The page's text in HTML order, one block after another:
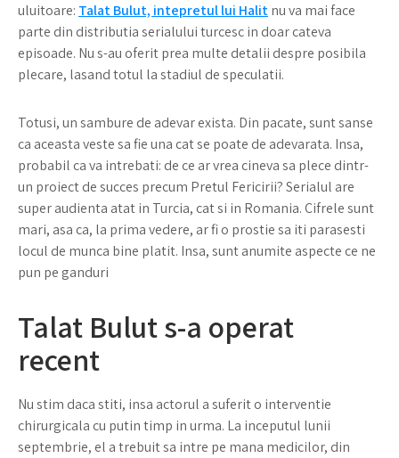
uluitoare: Talat Bulut, intepretul lui Halitnu va mai face
parte din distributia serialului turcesc in doar cateva
episoade. Nu s-au oferit prea multe detalii despre posibila
plecare, lasand totul la stadiul de speculatii.
Totusi, un sambure de adevar exista. Din pacate, sunt sanse
ca aceasta veste sa fie una cat se poate de adevarata. Insa,
probabil ca va intrebati: de ce ar vrea cineva sa plece dintr-
un proiect de succes precum Pretul Fericirii? Serialul are
super audienta atat in Turcia, cat si in Romania. Cifrele sunt
mari, asa ca, la prima vedere, ar fi o prostie sa iti parasesti
locul de munca bine platit. Insa, sunt anumite aspecte ce ne
pun pe ganduri
Talat Bulut s-a operat
recent
Nu stim daca stiti, insa actorul a suferit o interventie
chirurgicala cu putin timp in urma. La inceputul lunii
septembrie, el a trebuit sa intre pe mana medicilor, din